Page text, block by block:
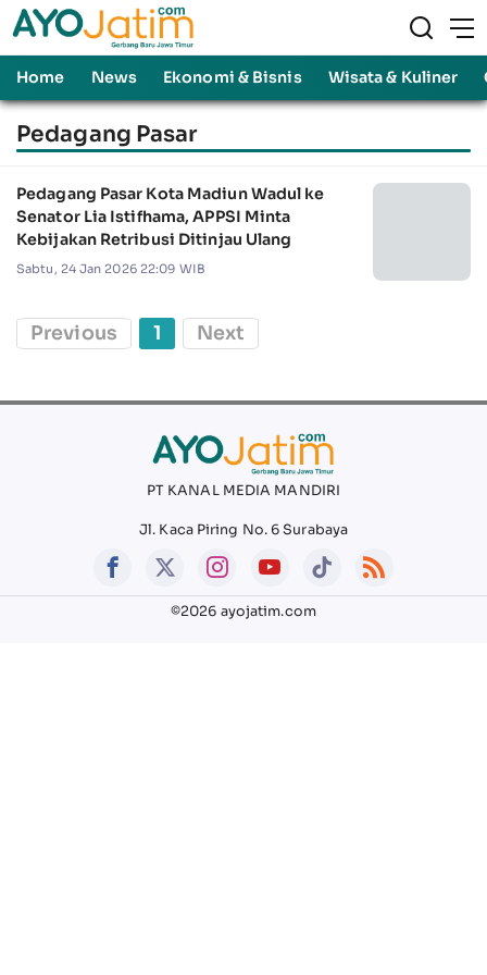
Home News Ekonomi & Bisnis Wisata & Kuliner
Pedagang Pasar
Pedagang Pasar Kota Madiun Wadul ke
Senator Lia Istifhama, APPSI Minta
Kebijakan Retribusi Ditinjau Ulang
Sabtu, 24 Jan 2026 22:09 WIB
Previous 1 Next
PT KANAL MEDIA MANDIRI
Jl. Kaca Piring No. 6 Surabaya
©2026 ayojatim.com